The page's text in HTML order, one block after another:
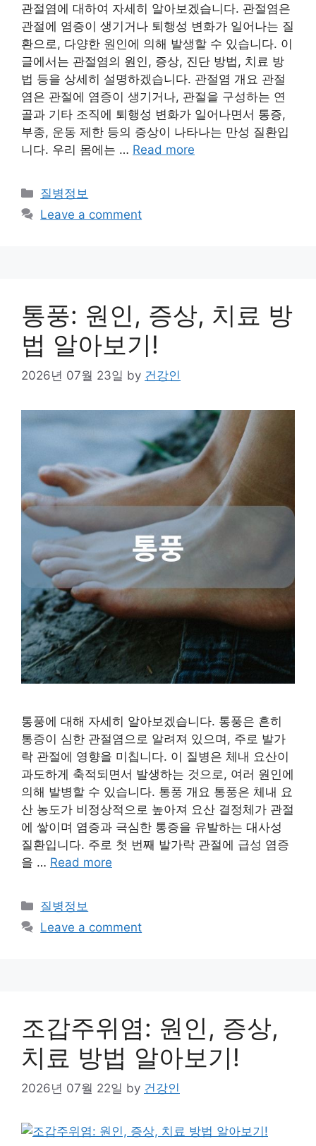
관절염에 대하여 자세히 알아보겠습니다. 관절염은
관절에 염증이 생기거나 퇴행성 변화가 일어나는 질
환으로, 다양한 원인에 의해 발생할 수 있습니다. 이
글에서는 관절염의 원인, 증상, 진단 방법, 치료 방
법 등을 상세히 설명하겠습니다. 관절염 개요 관절
염은 관절에 염증이 생기거나, 관절을 구성하는 연
골과 기타 조직에 퇴행성 변화가 일어나면서 통증,
부종, 운동 제한 등의 증상이 나타나는 만성 질환입
니다. 우리 몸에는 … Read more
Categories
질병정보
Leave a comment
통풍: 원인, 증상, 치료 방
법 알아보기!
2026년 07월 23일 by 건강인
통풍에 대해 자세히 알아보겠습니다. 통풍은 흔히
통증이 심한 관절염으로 알려져 있으며, 주로 발가
락 관절에 영향을 미칩니다. 이 질병은 체내 요산이
과도하게 축적되면서 발생하는 것으로, 여러 원인에
의해 발병할 수 있습니다. 통풍 개요 통풍은 체내 요
산 농도가 비정상적으로 높아져 요산 결정체가 관절
에 쌓이며 염증과 극심한 통증을 유발하는 대사성
질환입니다. 주로 첫 번째 발가락 관절에 급성 염증
을 … Read more
Categories
질병정보
Leave a comment
조갑주위염: 원인, 증상,
치료 방법 알아보기!
2026년 07월 22일 by 건강인